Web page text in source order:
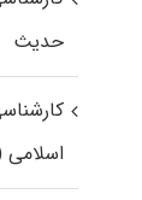
حدیث